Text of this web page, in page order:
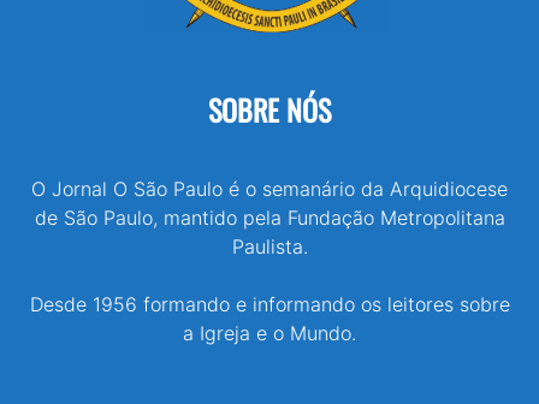
SOBRE NÓS
O Jornal O São Paulo é o semanário da Arquidiocese
de São Paulo, mantido pela Fundação Metropolitana
Paulista.
Desde 1956 formando e informando os leitores sobre
a Igreja e o Mundo.